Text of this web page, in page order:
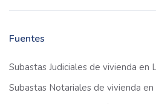
Fuentes
Subastas Judiciales de vivienda en
Subastas Notariales de vivienda en